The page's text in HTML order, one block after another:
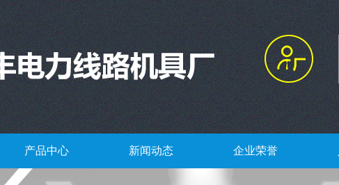
产品中心 新闻动态 企业荣誉